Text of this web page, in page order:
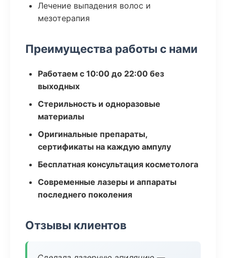
Лечение выпадения волос и
мезотерапия
Преимущества работы с нами
Работаем с 10:00 до 22:00 без
выходных
Стерильность и одноразовые
материалы
Оригинальные препараты,
сертификаты на каждую ампулу
Бесплатная консультация косметолога
Современные лазеры и аппараты
последнего поколения
Отзывы клиентов